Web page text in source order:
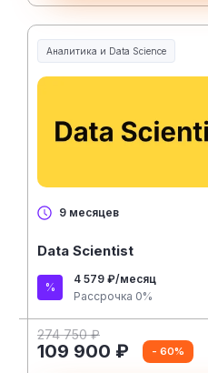
Аналитика и Data Science
9 месяцев
Data Scientist
4 579 ₽/месяц
Рассрочка 0%
274 750 ₽
109 900 ₽ - 60%